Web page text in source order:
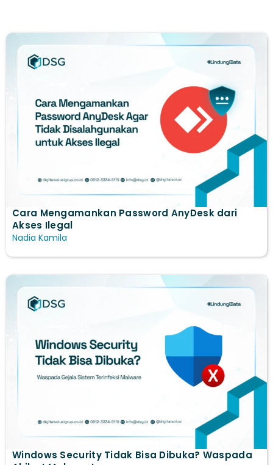
Cara Mengamankan Password AnyDesk dari
Akses Ilegal
Nadia Kamila
Windows Security Tidak Bisa Dibuka? Waspada